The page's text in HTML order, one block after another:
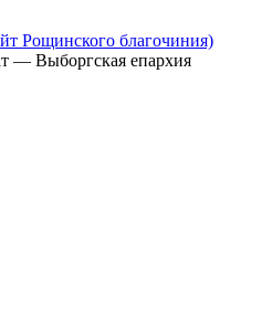
Рощинского благочиния)
— Выборгская епархия